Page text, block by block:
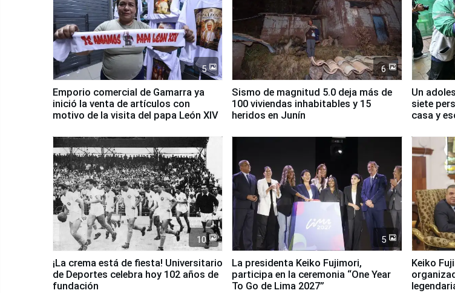
5
Emporio comercial de Gamarra ya
inició la venta de artículos con
motivo de la visita del papa León XIV
6
Sismo de magnitud 5.0 deja más de
100 viviendas inhabitables y 15
heridos en Junín
Un
siete
casa y
10
¡La crema está de fiesta! Universitario
de Deportes celebra hoy 102 años de
fundación
5
La presidenta Keiko Fujimori,
participa en la ceremonia “One Year
To Go de Lima 2027”
Keiko